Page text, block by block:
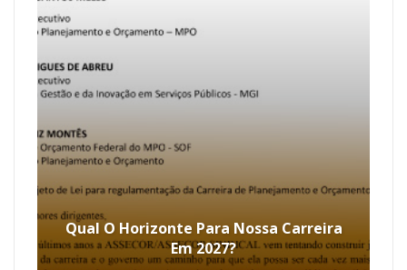
Qual O Horizonte Para Nossa Carreira
Em 2027?